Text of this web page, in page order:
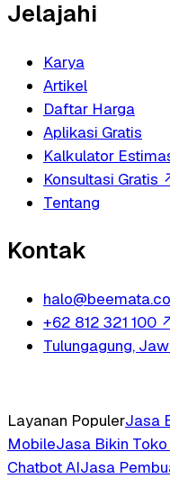
Jelajahi
Karya
Artikel
Daftar Harga
Aplikasi Gratis
Kalkulator
Konsultasi Gratis
Tentang
Kontak
+62 812 321 100
Tulungagung,
Layanan PopulerJasa
MobileJasa Bikin Toko
Chatbot AIJasa